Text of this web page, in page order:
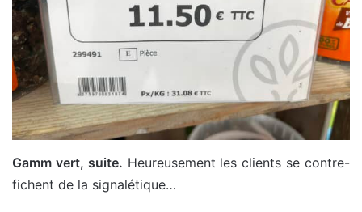
Gamm vert, suite. Heureusement les clients se contre-
fichent de la signalétique…